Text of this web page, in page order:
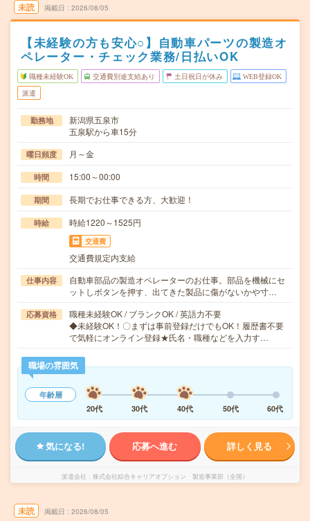
未読 掲載日 2026/08/05
【未経験の方も安心○】自動車パーツの製造オ
ペレーター・チェック業務/日払いOK
職種未経験OK 交通費別途支給あり 土日祝日が休み WEB登録OK
派遣
勤務地
新潟県五泉市
五泉駅から車15分
曜日頻度 月～金
時間 15:00～00:00
期間 長期でお仕事できる方、大歓迎！
時給 時給1220～1525円
交通費
交通費規定内支給
仕事内容
自動車部品の製造オペレーターのお仕事。部品を機械にセ
ットしボタンを押す、出てきた製品に傷がないかや寸…
応募資格
職種未経験OK / ブランクOK / 英語力不要
◆未経験OK！〇まずは事前登録だけでもOK！履歴書不要
で気軽にオンライン登録★氏名・職種などを入力す…
職場の雰囲気
年齢層
20代
30代 40代 50代 60代
気になる! 応募へ進む 詳しく見る
派遣会社 株式会社綜合キャリアオプション 製造事業部（全国）
未読 掲載日 2026/08/05